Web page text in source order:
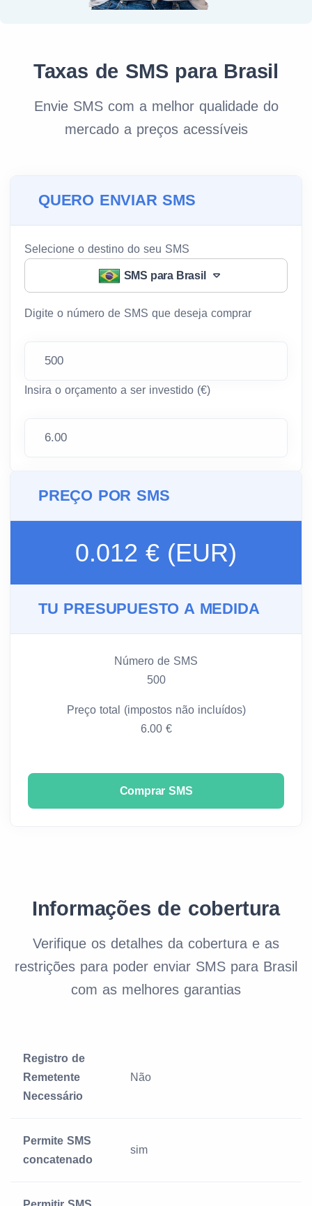
Taxas de SMS para Brasil
Envie SMS com a melhor qualidade do
mercado a preços acessíveis
QUERO ENVIAR SMS
Selecione o destino do seu SMS
SMS para Brasil
Digite o número de SMS que deseja comprar
Insira o orçamento a ser investido (€)
PREÇO POR SMS
0.012 € (EUR)
TU PRESUPUESTO A MEDIDA
Número de SMS
500
Preço total (impostos não incluídos)
6.00 €
Comprar SMS
Informações de cobertura
Verifique os detalhes da cobertura e as
restrições para poder enviar SMS para Brasil
com as melhores garantias
Registro de
Remetente
Necessário
Não
Permite SMS
concatenado
sim